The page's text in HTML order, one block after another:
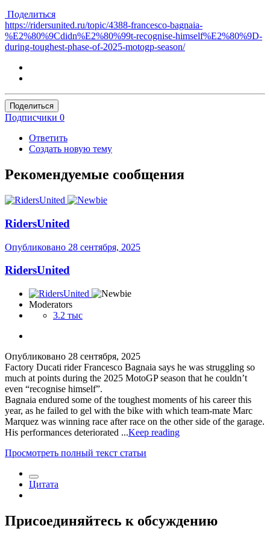
Поделиться
https://ridersunited.ru/topic/4388-francesco-bagnaia-
%E2%80%9Cdidn%E2%80%99t-recognise-himself%E2%80%9D-
during-toughest-phase-of-2025-motogp-season/
Поделиться
Подписчики 0
Ответить
Создать новую тему
Рекомендуемые сообщения
RidersUnited
Опубликовано 28 сентября, 2025
RidersUnited
Moderators
3.2 тыс
Опубликовано 28 сентября, 2025
Factory Ducati rider Francesco Bagnaia says he was struggling so
much at points during the 2025 MotoGP season that he couldn’t
even “recognise himself”.
Bagnaia endured some of the toughest moments of his career this
year, as he failed to gel with the bike with which team-mate Marc
Marquez was winning race after race on the other side of the garage.
His performances deteriorated ...Keep reading
Просмотреть полный текст статьи
Цитата
Присоединяйтесь к обсуждению